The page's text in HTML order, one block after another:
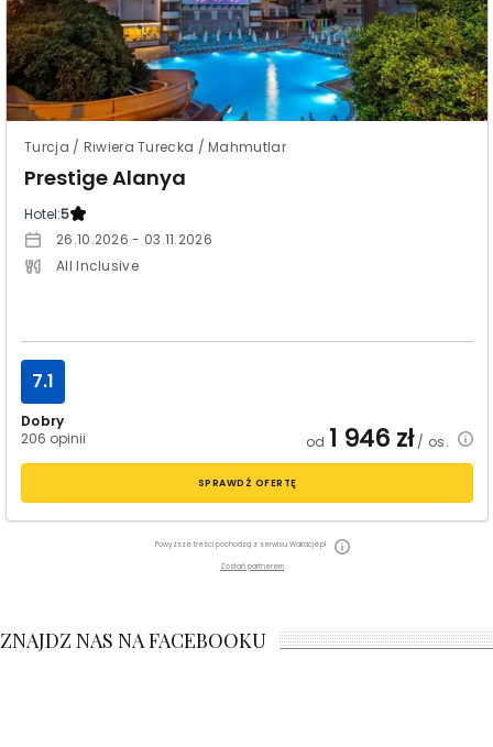
Turcja / Riwiera Turecka / Mahmutlar
Prestige Alanya
Hotel:5
26.10.2026 - 03.11.2026
All Inclusive
Dobry
206 opinii
7.1
od 1 946 zł/ os.
SPRAWDŹ OFERTĘ
Powyższe treści pochodzą z serwisu Wakacje.pl
Zostań partnerem
ZNAJDZ NAS NA FACEBOOKU